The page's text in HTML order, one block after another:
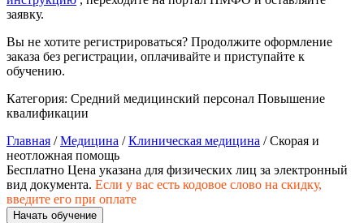
Экономика и управление
Управление производством
организации
Управление административно-
хозяйственной деятельностью
заявку.
Вы не хотите регистрироваться? Продолжите оформление
заказа без регистрации, оплачивайте и приступайте к
обучению.
Категория: Средний медицинский персонал Повышение
квалификации
Главная /Медицина /Клиническая медицина / Скорая и
неотложная помощь
Бесплатно Цена указана для физических лиц за электронный
вид документа. Если у вас есть кодовое слово на скидку,
введите его при оплате
Начать обучение